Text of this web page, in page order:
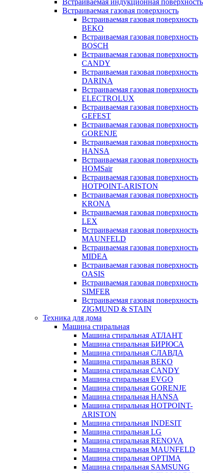
Встраиваемая индукционная поверхность
Встраиваемая газовая поверхность
Встраиваемая газовая поверхность
BEKO
Встраиваемая газовая поверхность
BOSCH
Встраиваемая газовая поверхность
CANDY
Встраиваемая газовая поверхность
DARINA
Встраиваемая газовая поверхность
ELECTROLUX
Встраиваемая газовая поверхность
GEFEST
Встраиваемая газовая поверхность
GORENJE
Встраиваемая газовая поверхность
HANSA
Встраиваемая газовая поверхность
HOMSair
Встраиваемая газовая поверхность
HOTPOINT-ARISTON
Встраиваемая газовая поверхность
KRONA
Встраиваемая газовая поверхность
LEX
Встраиваемая газовая поверхность
MAUNFELD
Встраиваемая газовая поверхность
MIDEA
Встраиваемая газовая поверхность
OASIS
Встраиваемая газовая поверхность
SIMFER
Встраиваемая газовая поверхность
ZIGMUND & STAIN
Техника для дома
Машина стиральная
Машина стиральная АТЛАНТ
Машина стиральная БИРЮСА
Машина стиральная СЛАВДА
Машина стиральная BEKO
Машина стиральная CANDY
Машина стиральная EVGO
Машина стиральная GORENJE
Машина стиральная HANSA
Машина стиральная HOTPOINT-
ARISTON
Машина стиральная INDESIT
Машина стиральная LG
Машина стиральная RENOVA
Машина стиральная MAUNFELD
Машина стиральная OPTIMA
Машина стиральная SAMSUNG